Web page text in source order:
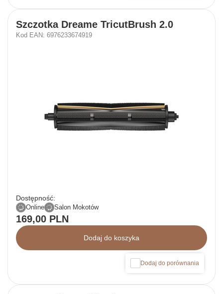
Szczotka Dreame TricutBrush 2.0
Kod EAN: 6976233674919
Dostępność:
Online Salon Mokotów
169,00 PLN
Dodaj do koszyka
Dodaj do porównania